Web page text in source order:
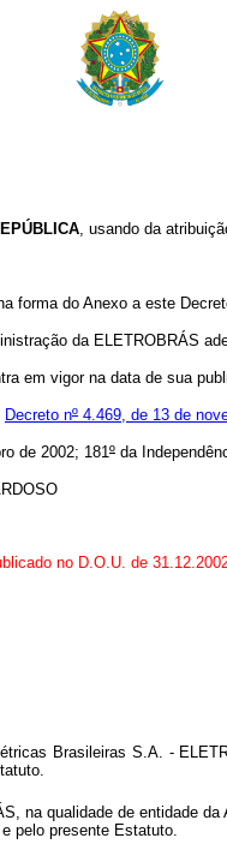
, usando da
forma do Anexo a este
da ELETROBRÁS
em vigor na data de sua
Decreto nº 4.469, de 13 de
de 2002; 181º da
no D.O.U. de
Brasileiras S.A. -
na qualidade de entidade da
pelo presente Estatuto.